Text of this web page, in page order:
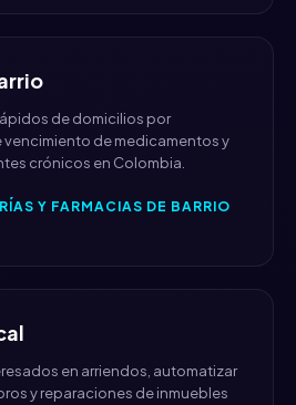
de domicilios por
de medicamentos y
crónicos en Colombia.
Y FARMACIAS DE BARRIO
en arriendos, automatizar
y reparaciones de inmuebles